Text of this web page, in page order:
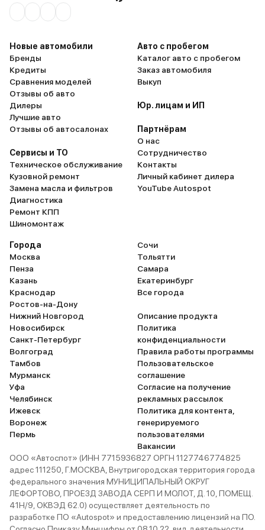
тактильное удовольствие.
Реально четвёртое поколение S8
катаюсь всего пару месяцев, и
реально наслаждаюсь. Я езжу, по
большей части, один, никому
доверить руль своей ласточки не
могу, поэтому не могу оценить
уровень комфорта для
пассажиров. Единственное, на
заднем сиденье, когда машина
входит в повороты, она кренится
всем корпусов, наверняка,
пассажиру сзади это не очень
комфортно. Я же вполне доволен,
надеюсь, будет служить верой и
правдой не один год.
загородный пруд, вот
необходимое брать.
Новые автомобили
Бренды
Кредиты
Сравнения моделей
Отзывы об авто
Дилеры
Лучшие авто
Отзывы об автосалонах
Сервисы и ТО
Техническое обслуживание
Кузовной ремонт
Замена масла и фильтров
Диагностика
Ремонт КПП
Шиномонтаж
Авто с пробегом
Каталог авто с пробегом
Заказ автомобиля
Выкуп
Юр. лицам и ИП
Партнёрам
О нас
Сотрудничество
Контакты
Личный кабинет дилера
YouTube Autospot
Города
Москва
Пенза
Казань
Краснодар
Ростов-на-Дону
Нижний Новгород
Новосибирск
Санкт-Петербург
Волгоград
Тамбов
Мурманск
Уфа
Челябинск
Ижевск
Воронеж
Пермь
Сочи
Тольятти
Самара
Екатеринбург
Все города
Описание продукта
Политика
конфиденциальности
Правила работы программы
Пользовательское
соглашение
Согласие на получение
рекламных рассылок
Политика для контента,
генерируемого
пользователями
Вакансии
ООО «Автоспот» (ИНН 7715936827 ОРГН 1127746774825
адрес 111250, Г.МОСКВА, Внутригородская территория города
федерального значения МУНИЦИПАЛЬНЫЙ ОКРУГ
ЛЕФОРТОВО, ПРОЕЗД ЗАВОДА СЕРП И МОЛОТ, Д. 10, ПОМЕЩ.
41Н/9, ОКВЭД 62.0) осуществляет деятельность по
разработке ПО «Autospot» и предоставлению лицензий на ПО.